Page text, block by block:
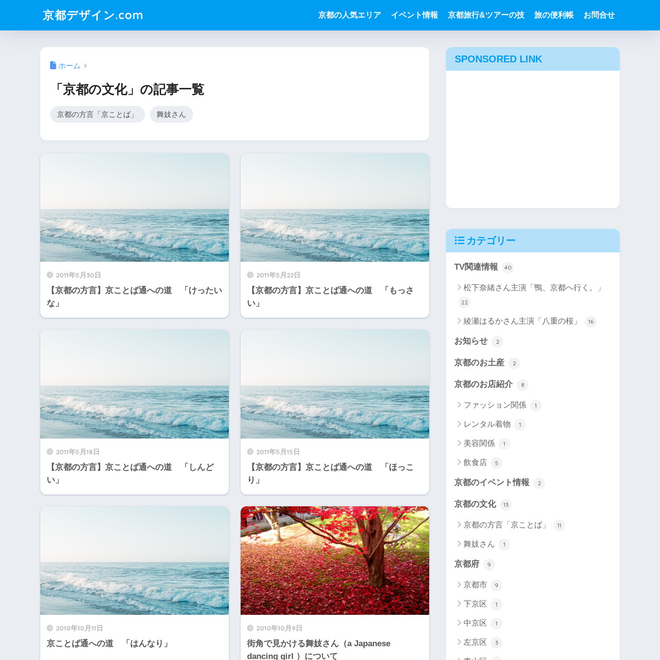
京都デザイン.com 京都の人気エリア イベント情報 京都旅行&ツアーの技 旅の便利帳 お問合せ
ホーム
「京都の文化」の記事一覧
京都の方言「京ことば」 舞妓さん
2011年5月30日
【京都の方言】京ことば通への道 「けったい
な」
2011年5月22日
【京都の方言】京ことば通への道 「もっさ
い」
2011年5月18日
【京都の方言】京ことば通への道 「しんど
い」
2011年5月15日
【京都の方言】京ことば通への道 「ほっこ
り」
2010年10月11日
京ことば通への道 「はんなり」
2010年10月9日
街角で見かける舞妓さん（a Japanese
dancing girl ）について
SPONSORED LINK
カテゴリー
TV関連情報 40
松下奈緒さん主演「鴨、京都へ行く。」
22
綾瀬はるかさん主演「八重の桜」 16
お知らせ 2
京都のお土産 2
京都のお店紹介 8
ファッション関係 1
レンタル着物 1
美容関係 1
飲食店 5
京都のイベント情報 2
京都の文化 13
京都の方言「京ことば」 11
舞妓さん 1
京都府 9
京都市 9
下京区 1
中京区 1
左京区 3